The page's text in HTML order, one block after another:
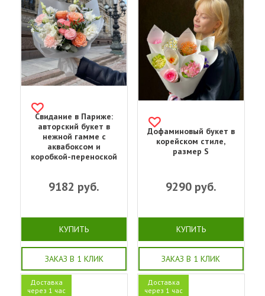
Свидание в Париже:
авторский букет в
нежной гамме с
аквабоксом и
коробкой-переноской
9182 руб.
КУПИТЬ
ЗАКАЗ В 1 КЛИК
Дофаминовый букет в
корейском стиле,
размер S
9290руб.
КУПИТЬ
ЗАКАЗ В 1 КЛИК
Доставка
через 1 час
Доставка
через 1 час